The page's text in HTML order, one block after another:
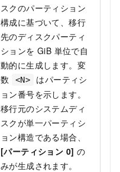
スクのパーティション
構成に基づいて、移行
先のディスクパーティ
ションを GiB 単位で自
動的に生成します。変
数
<N>
はパーティシ
ョン番号を示します。
移行元のシステムディ
スクが単一パーティシ
ョン構造である場合、
[パーティション 0] の
みが生成されます。